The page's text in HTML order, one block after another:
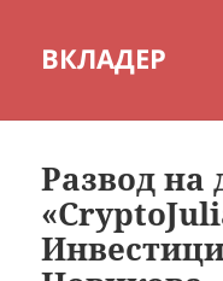
ВКЛАДЕР
Развод на